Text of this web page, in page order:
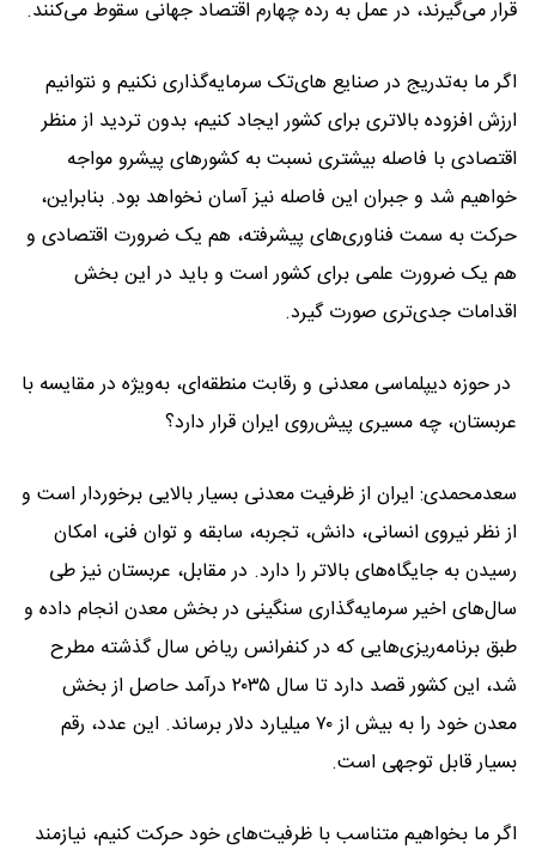
قرار می‌گیرند، در عمل به رده چهارم اقتصاد جهانی سقوط می‌کنند.
اگر ما به‌تدریج در صنایع های‌تک سرمایه‌گذاری نکنیم و نتوانیم
ارزش افزوده بالاتری برای کشور ایجاد کنیم، بدون تردید از منظر
اقتصادی با فاصله بیشتری نسبت به کشورهای پیشرو مواجه
خواهیم شد و جبران این فاصله نیز آسان نخواهد بود. بنابراین،
حرکت به سمت فناوری‌های پیشرفته، هم یک ضرورت اقتصادی و
هم یک ضرورت علمی برای کشور است و باید در این بخش
اقدامات جدی‌تری صورت گیرد.
در حوزه دیپلماسی معدنی و رقابت منطقه‌ای، به‌ویژه در مقایسه با
عربستان، چه مسیری پیش‌روی ایران قرار دارد؟
سعدمحمدی: ایران از ظرفیت معدنی بسیار بالایی برخوردار است و
از نظر نیروی انسانی، دانش، تجربه، سابقه و توان فنی، امکان
رسیدن به جایگاه‌های بالاتر را دارد. در مقابل، عربستان نیز طی
سال‌های اخیر سرمایه‌گذاری سنگینی در بخش معدن انجام داده و
طبق برنامه‌ریزی‌هایی که در کنفرانس ریاض سال گذشته مطرح
شد، این کشور قصد دارد تا سال ۲۰۳۵ درآمد حاصل از بخش
معدن خود را به بیش از ۷۰ میلیارد دلار برساند. این عدد، رقم
بسیار قابل توجهی است.
اگر ما بخواهیم متناسب با ظرفیت‌های خود حرکت کنیم، نیازمند